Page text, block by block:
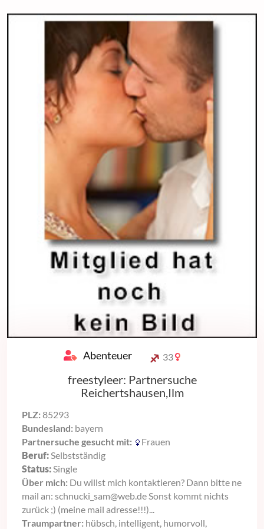
Abenteuer 33
freestyleer: Partnersuche
Reichertshausen,Ilm
PLZ: 85293
Bundesland: bayern
Partnersuche gesucht mit:
Frauen
Beruf:Selbstständig
Status:Single
Über mich: Du willst mich kontaktieren? Dann bitte ne
mail an: schnucki_sam@web.de Sonst kommt nichts
zurück ;) (meine mail adresse!!!)...
Traumpartner: hübsch, intelligent, humorvoll,